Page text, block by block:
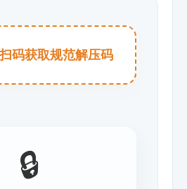
扫码获取规范解压码
🔒